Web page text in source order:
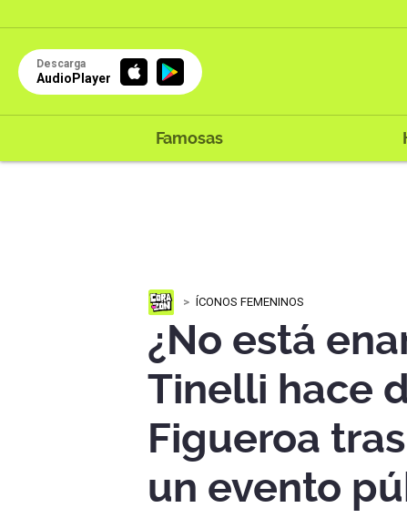
Descarga
AudioPlayer
Famosas
ÍCONOS FEMENINOS
¿No está
Tinelli hace
Figueroa
un evento